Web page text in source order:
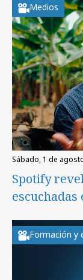
Medios
sábado, 1 de
Spotify
Formación y